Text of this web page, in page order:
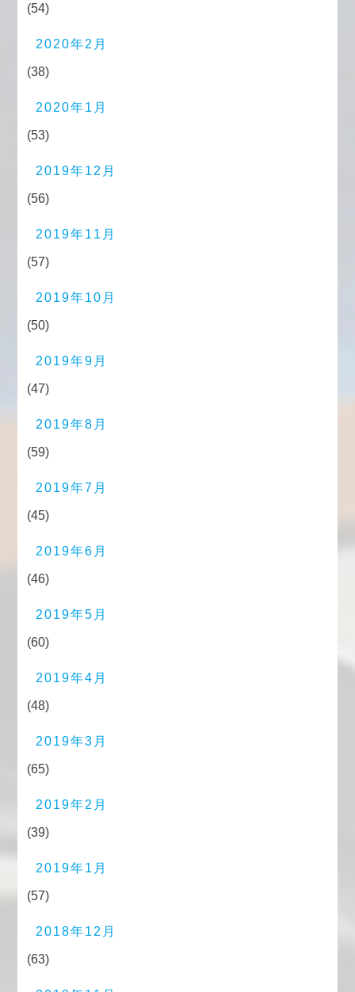
(54)
2020年2月
(38)
2020年1月
(53)
2019年12月
(56)
2019年11月
(57)
2019年10月
(50)
2019年9月
(47)
2019年8月
(59)
2019年7月
(45)
2019年6月
(46)
2019年5月
(60)
2019年4月
(48)
2019年3月
(65)
2019年2月
(39)
2019年1月
(57)
2018年12月
(63)